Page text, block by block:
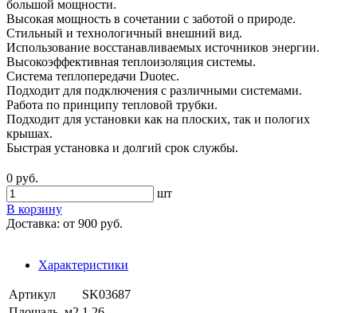
большой мощности.
Высокая мощность в сочетании с заботой о природе.
Стильный и технологичный внешний вид.
Использование восстанавливаемых источников энергии.
Высокоэффективная теплоизоляция системы.
Система теплопередачи Duotec.
Подходит для подключения с различными системами.
Работа по принципу тепловой трубки.
Подходит для установки как на плоских, так и пологих
крышах.
Быстрая установка и долгий срок службы.
0 руб.
шт
В корзину
Доставка: от 900 руб.
Характеристики
Артикул
SK03687